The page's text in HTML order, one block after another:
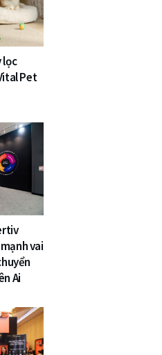
lọc
Pet
vai
Ai